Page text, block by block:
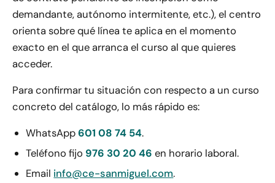
demandante, autónomo intermitente, etc.), el centro
orienta sobre qué línea te aplica en el momento
exacto en el que arranca el curso al que quieres
acceder.
Para confirmar tu situación con respecto a un curso
concreto del catálogo, lo más rápido es:
WhatsApp601 08 74 54.
Teléfono fijo 976 30 20 46 en horario laboral.
Email info@ce-sanmiguel.com.